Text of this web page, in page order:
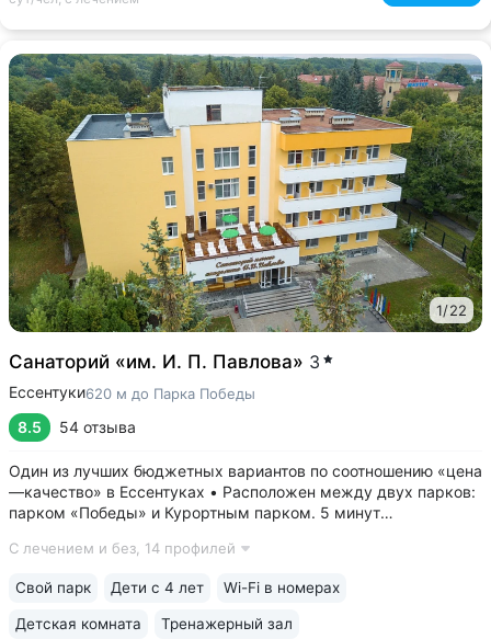
1/22
Санаторий «им. И. П. Павлова» 3
Ессентуки620 м до Парка Победы
8.5 54 отзыва
Один из лучших бюджетных вариантов по соотношению «цена
—качество» в Ессентуках • Расположен между двух парков:
парком «Победы» и Курортным парком. 5 минут
минеральной водой «Ессентуки № 4, «Ессентуки—Новая» •
С лечением и без, 14 профилей
Свой парк Дети с 4 лет Wi-Fi в номерах
Детская комната Тренажерный зал